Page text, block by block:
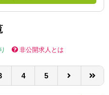
（米国公認会計士）の求人
お役立ち情報
非公開求人とは
4 5